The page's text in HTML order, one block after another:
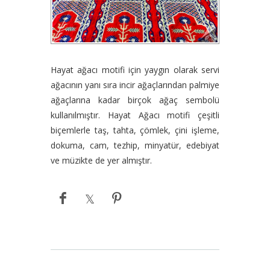
Hayat ağacı motifi için yaygın olarak servi
ağacının yanı sıra incir ağaçlarından palmiye
ağaçlarına kadar birçok ağaç sembolü
kullanılmıştır. Hayat Ağacı motifi çeşitli
biçemlerle taş, tahta, çömlek, çini işleme,
dokuma, cam, tezhip, minyatür, edebiyat
ve müzikte de yer almıştır.